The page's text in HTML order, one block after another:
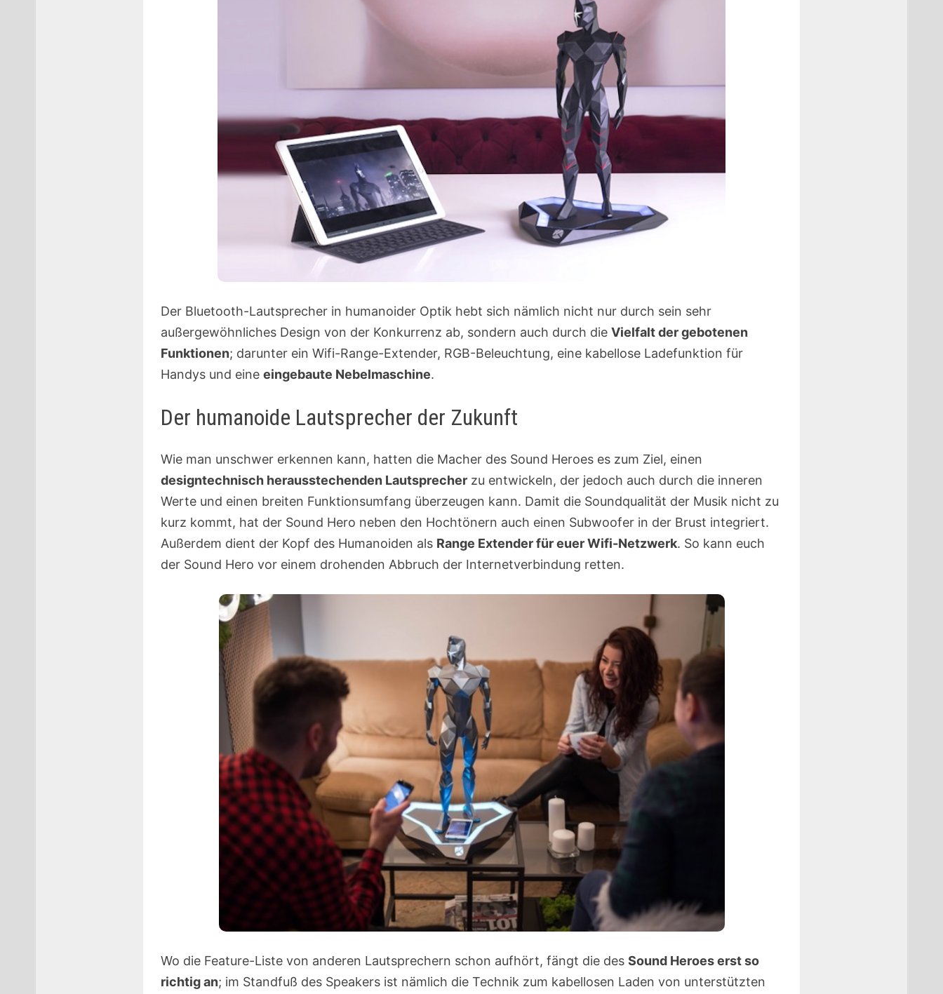
Der Bluetooth-Lautsprecher in humanoider Optik hebt sich nämlich nicht nur durch sein sehr
außergewöhnliches Design von der Konkurrenz ab, sondern auch durch die Vielfalt der gebotenen
Funktionen; darunter ein Wifi-Range-Extender, RGB-Beleuchtung, eine kabellose Ladefunktion für
Handys und eine eingebaute Nebelmaschine.
Der humanoide Lautsprecher der Zukunft
Wie man unschwer erkennen kann, hatten die Macher des Sound Heroes es zum Ziel, einen
designtechnisch herausstechenden Lautsprecherzu entwickeln, der jedoch auch durch die inneren
Werte und einen breiten Funktionsumfang überzeugen kann. Damit die Soundqualität der Musik nicht zu
kurz kommt, hat der Sound Hero neben den Hochtönern auch einen Subwoofer in der Brust integriert.
Außerdem dient der Kopf des Humanoiden als Range Extender für euer Wifi-Netzwerk. So kann euch
der Sound Hero vor einem drohenden Abbruch der Internetverbindung retten.
Wo die Feature-Liste von anderen Lautsprechern schon aufhört, fängt die des Sound Heroes erst so
richtig an; im Standfuß des Speakers ist nämlich die Technik zum kabellosen Laden von unterstützten